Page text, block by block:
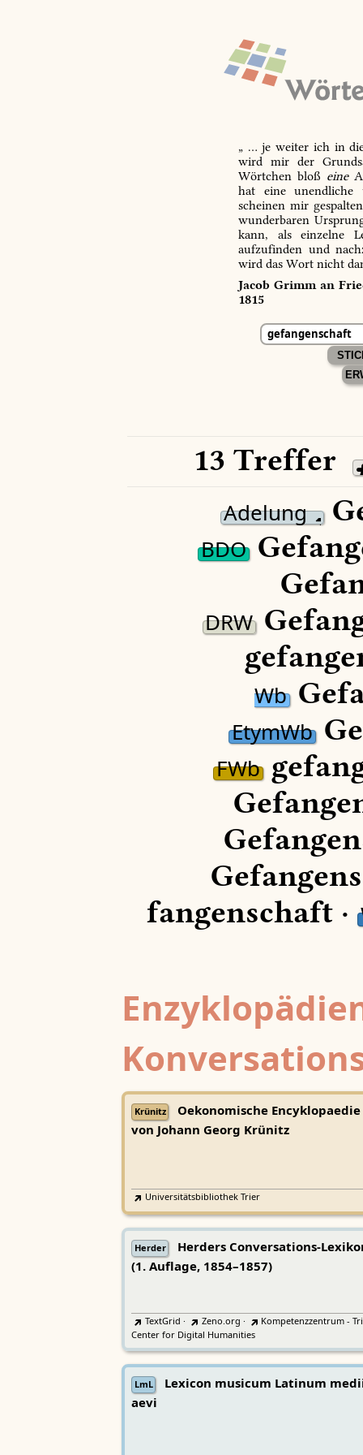
„ … je weiter ich in
wird mir der
Wörtchen bloß eine
hat eine unendliche
scheinen mir
wunderbaren
kann, als einzelne
aufzufinden und
wird das Wort nicht
Jacob Grimm an
1815
13 Treffer
Adelung
BDO
DRW
Wb
EtymWb
FWb
fangenschaft ·
Krünitz
Oekonomische Encyklopaedie
von Johann Georg Krünitz
Universitätsbibliothek Trier
Herder
Herders Conversations-
(1. Auflage, 1854–1857)
TextGrid · Zeno.org ·
Kompetenzzentrum -
Center for Digital Humanities
LmL
Lexicon musicum Latinum
aevi